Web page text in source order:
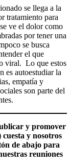
se llega a la
tratamiento para
ve el dolor como
por tener una
se busca
el que
viral. Lo que estos
es autoestudiar la
empatía y
son parte del
y promover
cuesta y nosotros
de abajo para
reuniones